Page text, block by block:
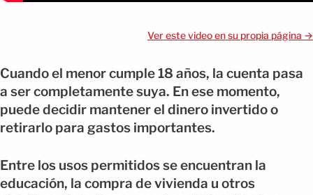
Ver este video en su propia página →
Cuando el menor cumple 18 años, la cuenta pasa
a ser completamente suya. En ese momento,
puede decidir mantener el dinero invertido o
retirarlo para gastos importantes.
Entre los usos permitidos se encuentran la
educación, la compra de vivienda u otros